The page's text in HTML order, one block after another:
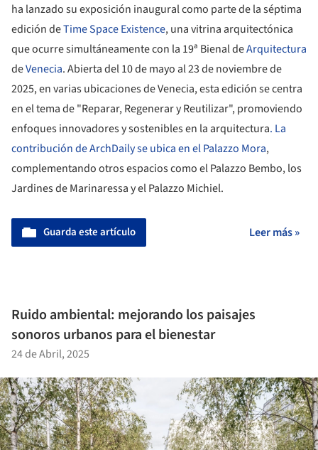
ha lanzado su exposición inaugural como parte de la séptima
edición deTime Space Existence, una vitrina arquitectónica
que ocurre simultáneamente con la 19ª Bienal deArquitectura
deVenecia. Abierta del 10 de mayo al 23 de noviembre de
2025, en varias ubicaciones de Venecia, esta edición se centra
en el tema de "Reparar, Regenerar y Reutilizar", promoviendo
enfoques innovadores y sostenibles en la arquitectura. La
contribución de ArchDaily se ubica en el Palazzo Mora,
complementando otros espacios como el Palazzo Bembo, los
Jardines de Marinaressa y el Palazzo Michiel.
Guarda este artículo Leer más »
Ruido ambiental: mejorando los paisajes
sonoros urbanos para el bienestar
24 de Abril, 2025